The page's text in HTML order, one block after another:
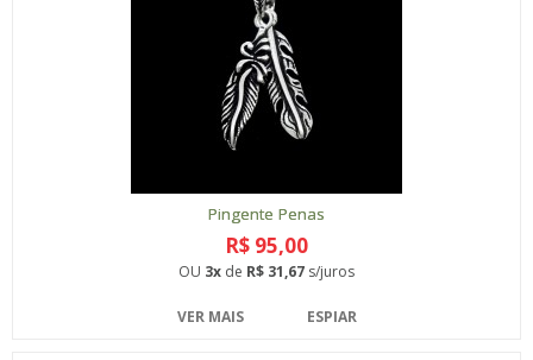
Pingente Penas
R$ 95,00
OU 3x de R$ 31,67 s/juros
VER MAIS ESPIAR